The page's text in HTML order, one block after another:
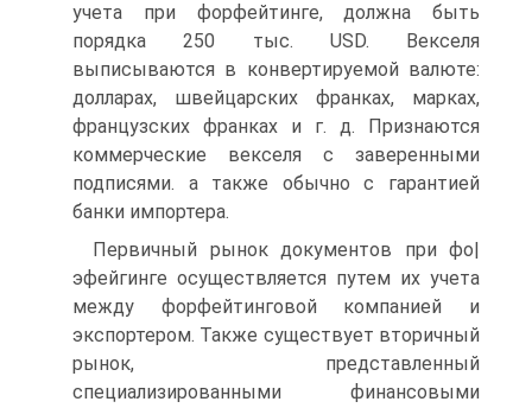
учета при форфейтинге, должна быть
порядка 250 тыс. USD. Векселя
выписываются в конвертируемой валюте:
долларах, швейцарских франках, марках,
французских франках и г. д. Признаются
коммерческие векселя с заверенными
подписями. а также обычно с гарантией
банки импортера.
Первичный рынок документов при фо|
эфейгинге осуществляется путем их учета
между форфейтинговой компанией и
экспортером. Также существует вторичный
рынок, представленный
специализированными финансовыми